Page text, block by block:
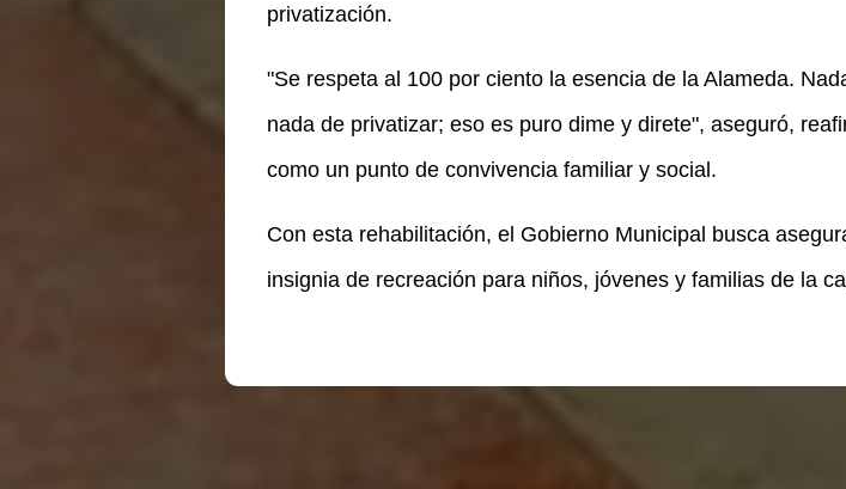
privatización.
"Se respeta al 100 por ciento la esencia de la Alameda.
nada de privatizar; eso es puro dime y direte", aseguró,
como un punto de convivencia familiar y social.
Con esta rehabilitación, el Gobierno Municipal busca
insignia de recreación para niños, jóvenes y familias de la